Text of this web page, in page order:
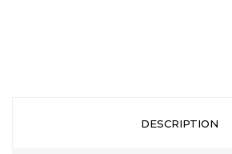
DESCRIPTION